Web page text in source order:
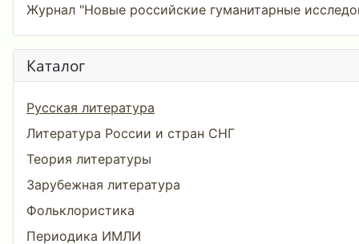
Журнал "Новые российские гуманитарные
Каталог
Русская литература
Литература России и стран СНГ
Теория литературы
Зарубежная литература
Фольклористика
Периодика ИМЛИ